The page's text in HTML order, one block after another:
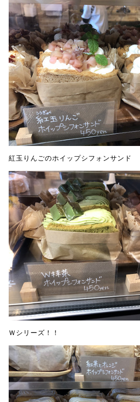
紅玉りんごのホイップシフォンサンド
Ｗシリーズ！！